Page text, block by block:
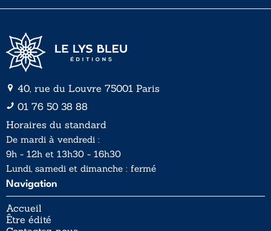
40, rue du Louvre 75001 Paris
01 76 50 38 88
Horaires du standard
De mardi à vendredi :
9h - 12h et 13h30 - 16h30
Lundi, samedi et dimanche : fermé
Navigation
Accueil
Être édité